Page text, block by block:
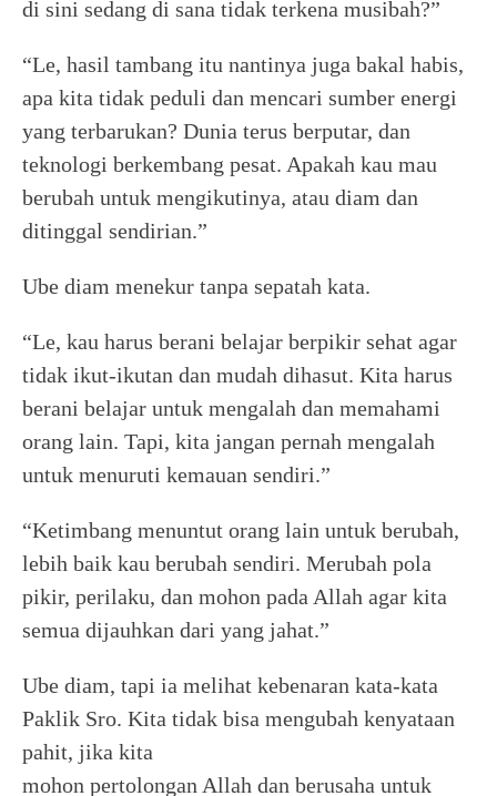
di sini sedang di sana tidak terkena musibah?”
“Le, hasil tambang itu nantinya juga bakal habis,
apa kita tidak peduli dan mencari sumber energi
yang terbarukan? Dunia terus berputar, dan
teknologi berkembang pesat. Apakah kau mau
berubah untuk mengikutinya, atau diam dan
ditinggal sendirian.”
Ube diam menekur tanpa sepatah kata.
“Le, kau harus berani belajar berpikir sehat agar
tidak ikut-ikutan dan mudah dihasut. Kita harus
berani belajar untuk mengalah dan memahami
orang lain. Tapi, kita jangan pernah mengalah
untuk menuruti kemauan sendiri.”
“Ketimbang menuntut orang lain untuk berubah,
lebih baik kau berubah sendiri. Merubah pola
pikir, perilaku, dan mohon pada Allah agar kita
semua dijauhkan dari yang jahat.”
Ube diam, tapi ia melihat kebenaran kata-kata
Paklik Sro. Kita tidak bisa mengubah kenyataan
pahit, jika kita
mohon pertolongan Allah dan berusaha untuk